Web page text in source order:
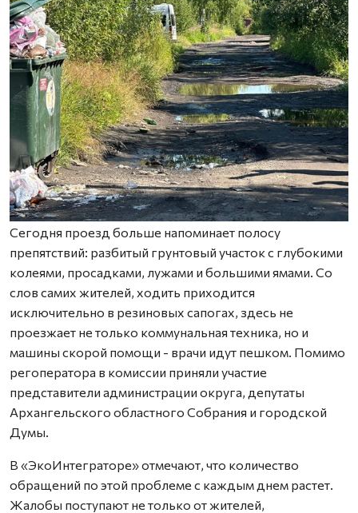
Сегодня проезд больше напоминает полосу
препятствий: разбитый грунтовый участок с глубокими
колеями, просадками, лужами и большими ямами. Со
слов самих жителей, ходить приходится
исключительно в резиновых сапогах, здесь не
проезжает не только коммунальная техника, но и
машины скорой помощи - врачи идут пешком. Помимо
регоператора в комиссии приняли участие
представители администрации округа, депутаты
Архангельского областного Собрания и городской
Думы.
В «ЭкоИнтеграторе» отмечают, что количество
обращений по этой проблеме с каждым днем растет.
Жалобы поступают не только от жителей,